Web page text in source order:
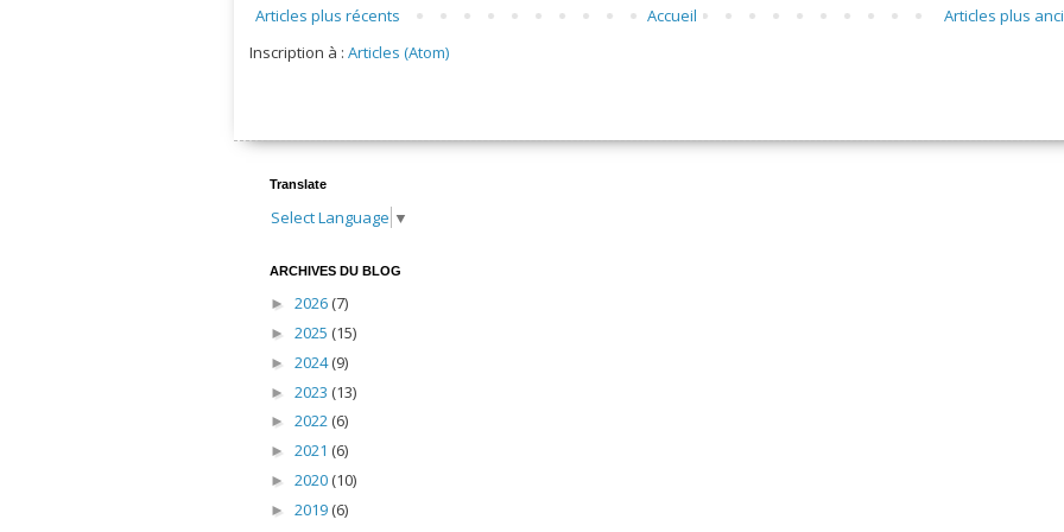
Articles plus récents Articles plus
Accueil
Inscription à : Articles (Atom)
Translate
Select Language ▼
ARCHIVES DU BLOG
► 2026 (7)
► 2025 (15)
► 2024(9)
► 2023 (13)
► 2022 (6)
► 2021 (6)
► 2020 (10)
► 2019 (6)